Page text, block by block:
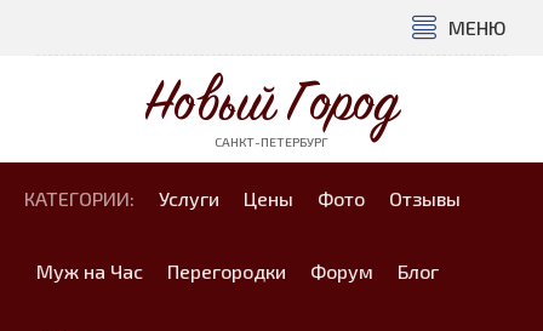
МЕНЮ
Новый Город
САНКТ-ПЕТЕРБУРГ
КАТЕГОРИИ: Услуги Цены Фото Отзывы
Муж на Час Перегородки Форум Блог